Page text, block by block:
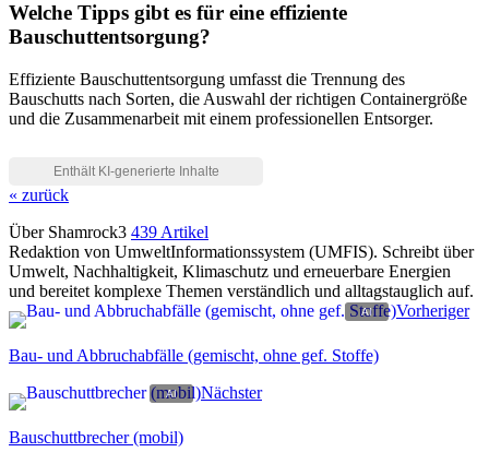
Welche Tipps gibt es für eine effiziente
Bauschuttentsorgung?
Effiziente Bauschuttentsorgung umfasst die Trennung des
Bauschutts nach Sorten, die Auswahl der richtigen Containergröße
und die Zusammenarbeit mit einem professionellen Entsorger.
« zurück
Über Shamrock3 439 Artikel
Redaktion von UmweltInformationssystem (UMFIS). Schreibt über
Umwelt, Nachhaltigkeit, Klimaschutz und erneuerbare Energien
und bereitet komplexe Themen verständlich und alltagstauglich auf.
Vorheriger
Bau- und Abbruchabfälle (gemischt, ohne gef. Stoffe)
Nächster
Bauschuttbrecher (mobil)